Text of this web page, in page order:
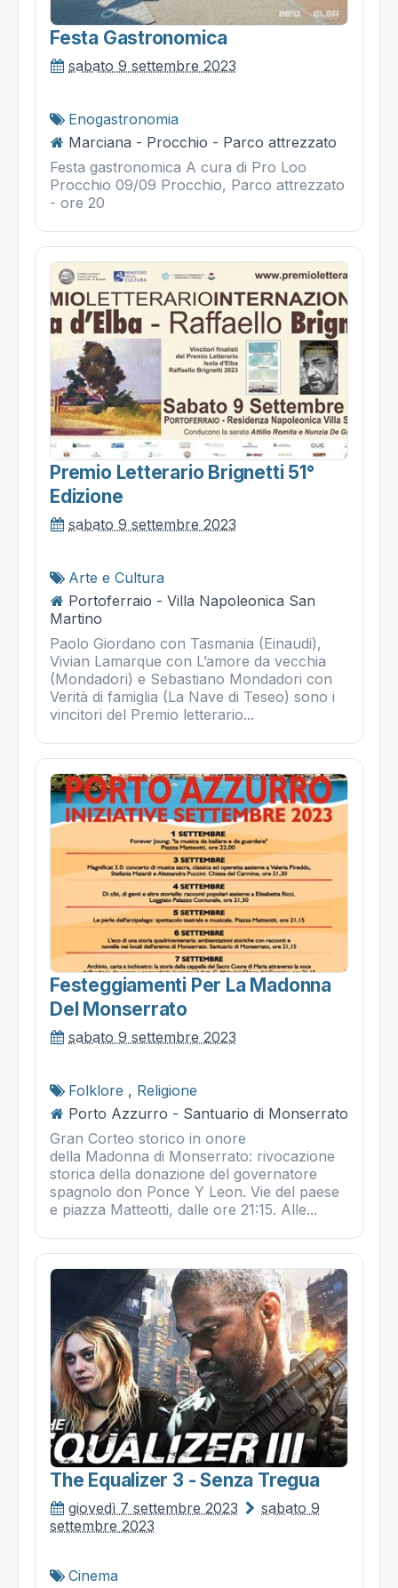
Festa Gastronomica
sabato 9 settembre 2023
Enogastronomia
Marciana - Procchio - Parco attrezzato
Festa gastronomica A cura di Pro Loo
Procchio 09/09 Procchio, Parco attrezzato
- ore 20
Premio Letterario Brignetti 51°
Edizione
sabato 9 settembre 2023
Arte e Cultura
Portoferraio - Villa Napoleonica San
Martino
Paolo Giordano con Tasmania (Einaudi),
Vivian Lamarque con L’amore da vecchia
(Mondadori) e Sebastiano Mondadori con
Verità di famiglia (La Nave di Teseo) sono i
vincitori del Premio letterario...
Festeggiamenti Per La Madonna
Del Monserrato
sabato 9 settembre 2023
Folklore , Religione
Porto Azzurro - Santuario di Monserrato
Gran Corteo storico in onore
della Madonna di Monserrato: rivocazione
storica della donazione del governatore
spagnolo don Ponce Y Leon. Vie del paese
e piazza Matteotti, dalle ore 21:15. Alle...
The Equalizer 3 - Senza Tregua
giovedì 7 settembre 2023
sabato 9
settembre 2023
Cinema